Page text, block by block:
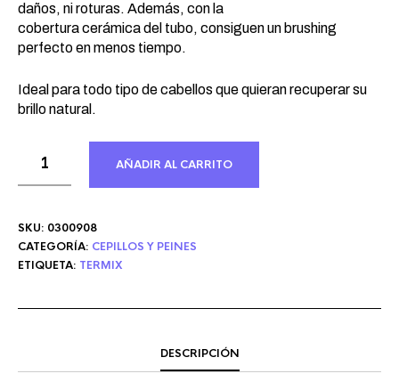
daños, ni roturas. Además, con la
cobertura cerámica del tubo, consiguen un brushing
perfecto en menos tiempo.
Ideal para todo tipo de cabellos que quieran recuperar su
brillo natural.
AÑADIR AL CARRITO
SKU: 0300908
CATEGORÍA: CEPILLOS Y PEINES
ETIQUETA: TERMIX
DESCRIPCIÓN